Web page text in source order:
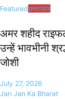
Featuredउत्तराखंड
अमर शहीद
उन्हें भावभीनी
जोशी
July 27, 2026
Jan Jan Ka Bharat